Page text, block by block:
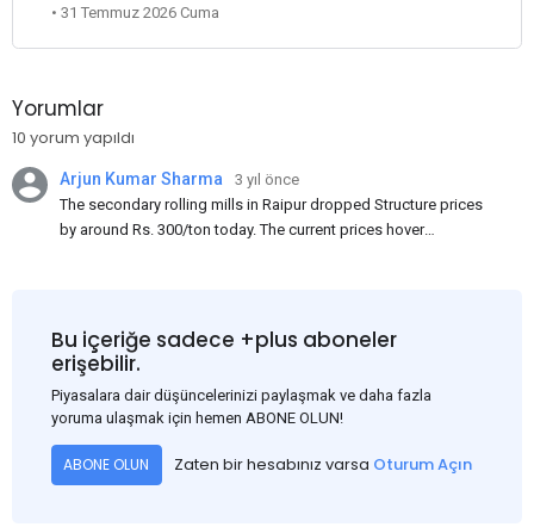
• 31 Temmuz 2026 Cuma
Yorumlar
10 yorum yapıldı
Arjun Kumar Sharma
3 yıl önce
The secondary rolling mills in Raipur dropped Structure prices
by around Rs. 300/ton today. The current prices hover
of a sluggish trend, mills had to lower their offers immediately
following yesterday's price hike.
Bu içeriğe sadece +plus aboneler
erişebilir.
Piyasalara dair düşüncelerinizi paylaşmak ve daha fazla
yoruma ulaşmak için hemen ABONE OLUN!
ABONE OLUN Zaten bir hesabınız varsa Oturum Açın